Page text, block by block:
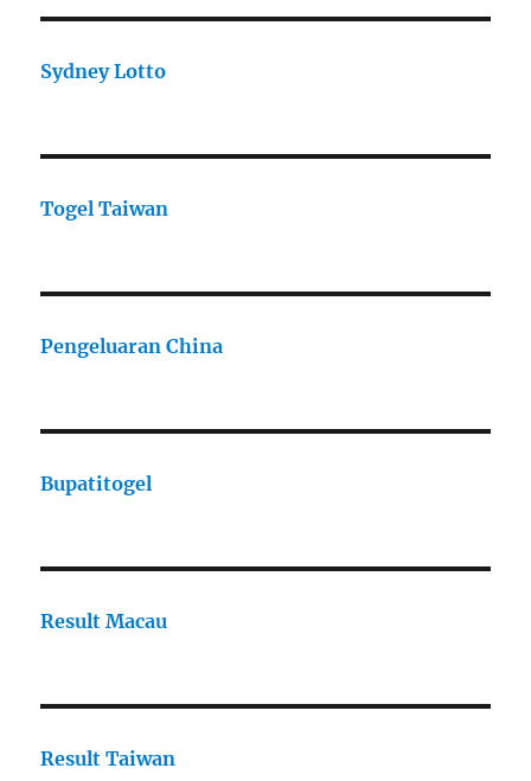
Sydney Lotto
Togel Taiwan
Pengeluaran China
Bupatitogel
Result Macau
Result Taiwan